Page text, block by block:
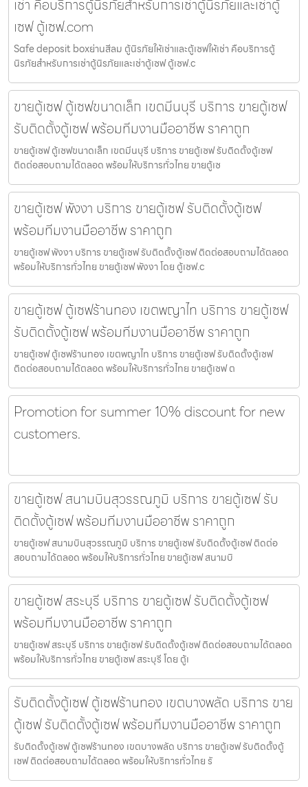
เช่า คือบริการตู้นิรภัยสำหรับการเช่าตู้นิรภัยและเช่าตู้
เซฟ ตู้เซฟ.com
Safe deposit boxย่านสีลม ตู้นิรภัยให้เช่าและตู้เซฟให้เช่า คือบริการตู้
นิรภัยสำหรับการเช่าตู้นิรภัยและเช่าตู้เซฟ ตู้เซฟ.c
ขายตู้เซฟ ตู้เซฟขนาดเล็ก เขตมีนบุรี บริการ ขายตู้เซฟ
รับติดตั้งตู้เซฟ พร้อมทีมงานมืออาชีพ ราคาถูก
ขายตู้เซฟ ตู้เซฟขนาดเล็ก เขตมีนบุรี บริการ ขายตู้เซฟ รับติดตั้งตู้เซฟ
ติดต่อสอบถามได้ตลอด พร้อมให้บริการทั่วไทย ขายตู้เซ
ขายตู้เซฟ พังงา บริการ ขายตู้เซฟ รับติดตั้งตู้เซฟ
พร้อมทีมงานมืออาชีพ ราคาถูก
ขายตู้เซฟ พังงา บริการ ขายตู้เซฟ รับติดตั้งตู้เซฟ ติดต่อสอบถามได้ตลอด
พร้อมให้บริการทั่วไทย ขายตู้เซฟ พังงา โดย ตู้เซฟ.c
ขายตู้เซฟ ตู้เซฟร้านทอง เขตพญาไท บริการ ขายตู้เซฟ
รับติดตั้งตู้เซฟ พร้อมทีมงานมืออาชีพ ราคาถูก
ขายตู้เซฟ ตู้เซฟร้านทอง เขตพญาไท บริการ ขายตู้เซฟ รับติดตั้งตู้เซฟ
ติดต่อสอบถามได้ตลอด พร้อมให้บริการทั่วไทย ขายตู้เซฟ ต
Promotion for summer 10% discount for new
customers.
ขายตู้เซฟ สนามบินสุวรรณภูมิ บริการ ขายตู้เซฟ รับ
ติดตั้งตู้เซฟ พร้อมทีมงานมืออาชีพ ราคาถูก
ขายตู้เซฟ สนามบินสุวรรณภูมิ บริการ ขายตู้เซฟ รับติดตั้งตู้เซฟ ติดต่อ
สอบถามได้ตลอด พร้อมให้บริการทั่วไทย ขายตู้เซฟ สนามบิ
ขายตู้เซฟ สระบุรี บริการ ขายตู้เซฟ รับติดตั้งตู้เซฟ
พร้อมทีมงานมืออาชีพ ราคาถูก
ขายตู้เซฟ สระบุรี บริการ ขายตู้เซฟ รับติดตั้งตู้เซฟ ติดต่อสอบถามได้ตลอด
พร้อมให้บริการทั่วไทย ขายตู้เซฟ สระบุรี โดย ตู้เ
รับติดตั้งตู้เซฟ ตู้เซฟร้านทอง เขตบางพลัด บริการ ขาย
ตู้เซฟ รับติดตั้งตู้เซฟ พร้อมทีมงานมืออาชีพ ราคาถูก
รับติดตั้งตู้เซฟ ตู้เซฟร้านทอง เขตบางพลัด บริการ ขายตู้เซฟ รับติดตั้งตู้
เซฟ ติดต่อสอบถามได้ตลอด พร้อมให้บริการทั่วไทย รั